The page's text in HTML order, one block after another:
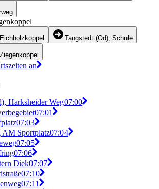
Tangstedt (Od), Schule
an
Harksheider Weg07:00
07:01
07:03
AM Sportplatz07:04
07:05
07:06
Diek07:07
07:10
07:11